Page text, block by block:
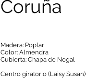
Coruña
Madera: Poplar
Color: Almendra
Cubierta: Chapa de Nogal
Centro giratorio (Laisy Susan)